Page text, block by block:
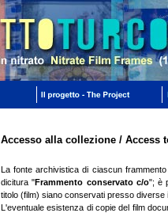
Accesso alla collezione / Access
La fonte archivistica di ciascun
dicitura "Frammento conservato c/o"; è
titolo (film) siano conservati presso diverse
L'eventuale esistenza di copie del film